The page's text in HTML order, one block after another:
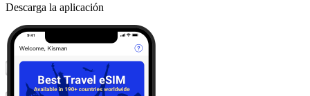
Descarga la aplicación